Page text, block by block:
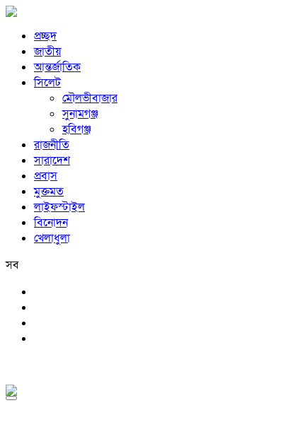
প্রচ্ছদ
জাতীয়
আন্তর্জাতিক
সিলেট
মৌলভীবাজার
সুনামগঞ্জ
হবিগঞ্জ
রাজনীতি
সারাদেশ
প্রবাস
মুক্তমত
লাইফস্টাইল
বিনোদন
খেলাধুলা
সব